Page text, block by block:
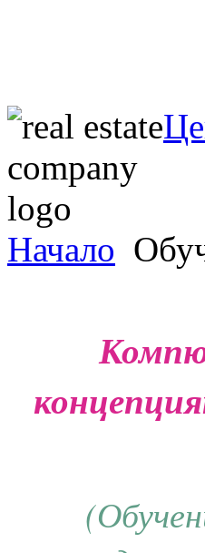
Начало